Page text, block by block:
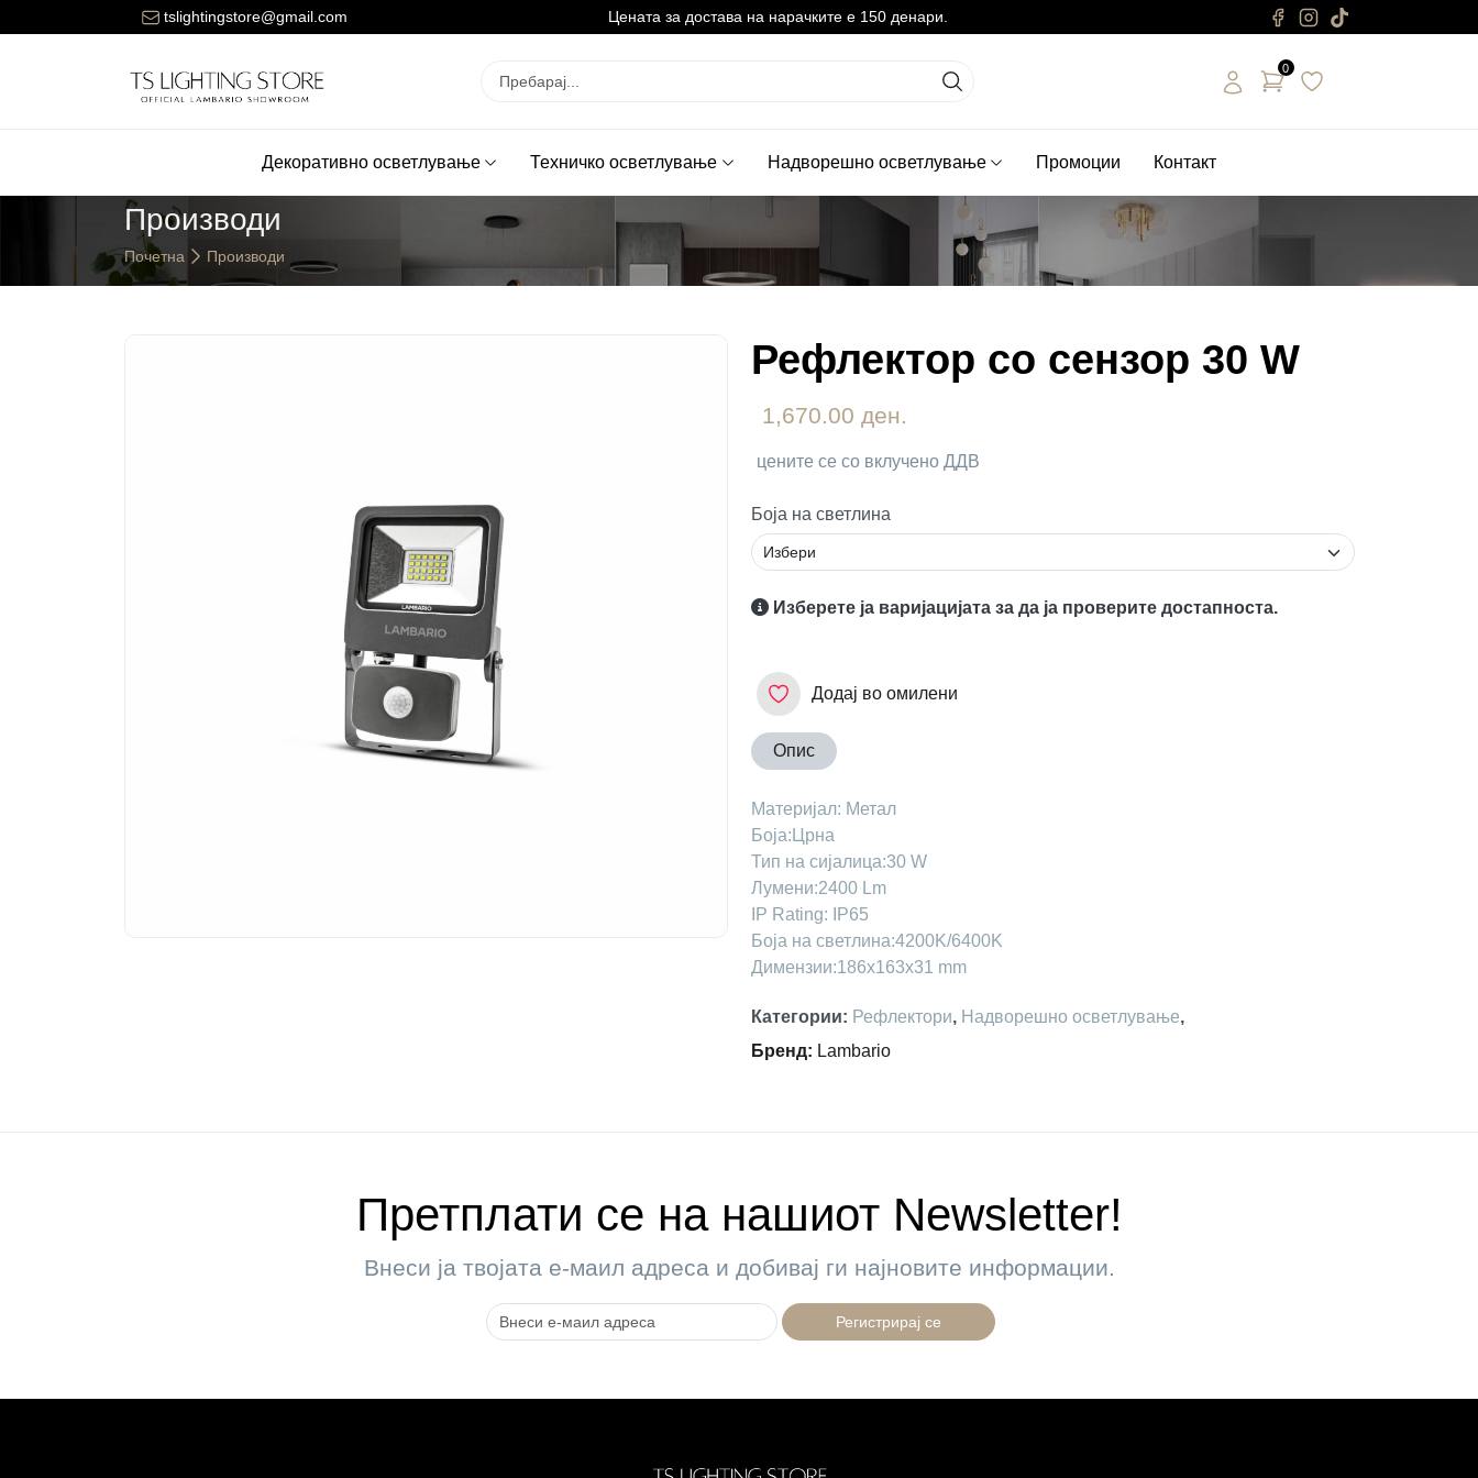
tslightingstore@gmail.com
за достава на нарачките е 150 денари. Цената за достава на нарачките е 150 денари.
0
Декоративно осветлување Техничко осветлување Надворешно осветлување Промоции Контакт
Производи
Почетна Производи
Рефлектор со сензор 30 W
1,670.00 ден.
цените се со вклучено ДДВ
Боја на светлина
Изберете ја варијацијата за да ја проверите достапноста.
Додај во омилени
Опис
Maтеријал: Метал
Боја:Црна
Тип на сијалица:30 W
Лумени:2400 Lm
IP Rating: IP65
Боја на светлина:4200K/6400K
Димензии:186x163x31 mm
Категории: Рефлектори, Надворешно осветлување,
Бренд: Lambario
Претплати се на нашиот Newsletter!
Внеси ја твојата е-маил адреса и добивај ги најновите информации.
Регистрирај се